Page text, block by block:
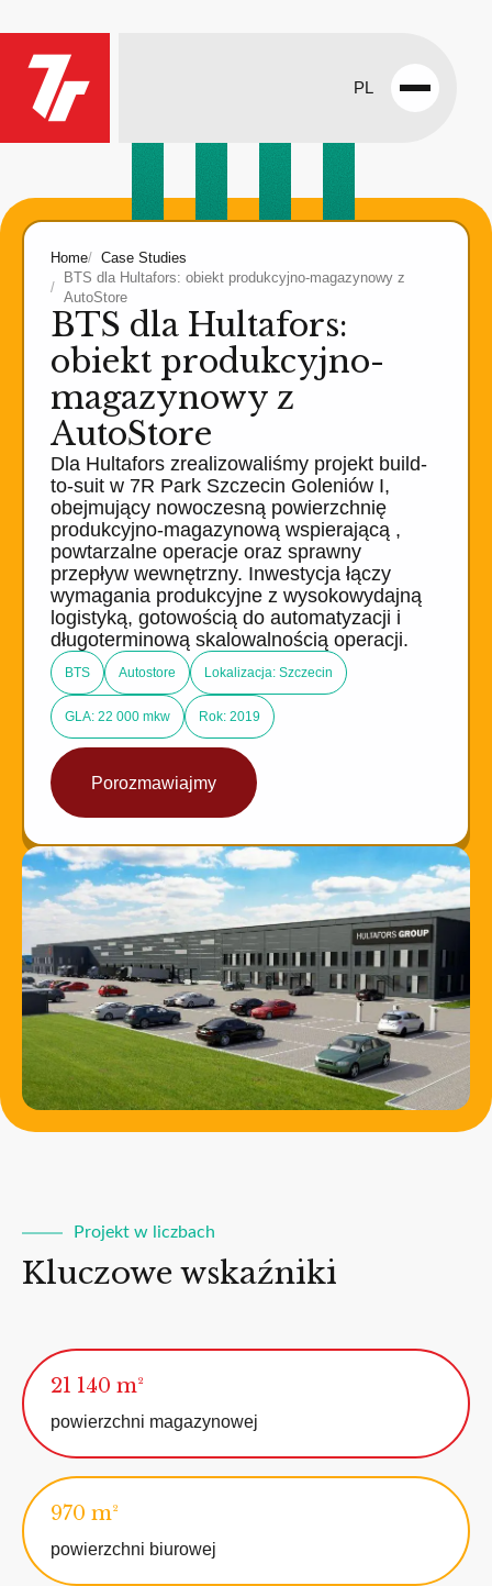
PL
Open
Home
Case Studies
BTS dla Hultafors: obiekt produkcyjno-magazynowy z
AutoStore
BTS dla Hultafors:
obiekt produkcyjno-
magazynowy z
AutoStore
Dla Hultafors zrealizowaliśmy projekt build-
to-suit w 7R Park Szczecin Goleniów I,
obejmujący nowoczesną powierzchnię
produkcyjno-magazynową wspierającą ,
powtarzalne operacje oraz sprawny
przepływ wewnętrzny. Inwestycja łączy
wymagania produkcyjne z wysokowydajną
logistyką, gotowością do automatyzacji i
długoterminową skalowalnością operacji.
BTS Autostore Lokalizacja: Szczecin
GLA: 22 000 mkw Rok: 2019
Porozmawiajmy
Projekt w liczbach
Kluczowe wskaźniki
21 140 m²
powierzchni magazynowej
970 m²
powierzchni biurowej